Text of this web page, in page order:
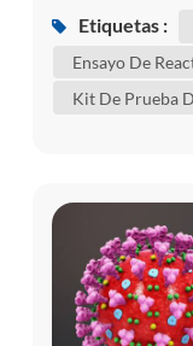
tiroidea. que
células y
Etiquetas :
Ensayo De
Kit De Prueba